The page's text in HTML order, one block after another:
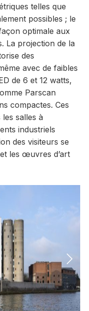
telles que
possibles ; le
optimale aux
La projection de la
des
avec de faibles
de 6 et 12 watts,
Parscan
compactes. Ces
salles à
industriels
des visiteurs se
les œuvres d’art